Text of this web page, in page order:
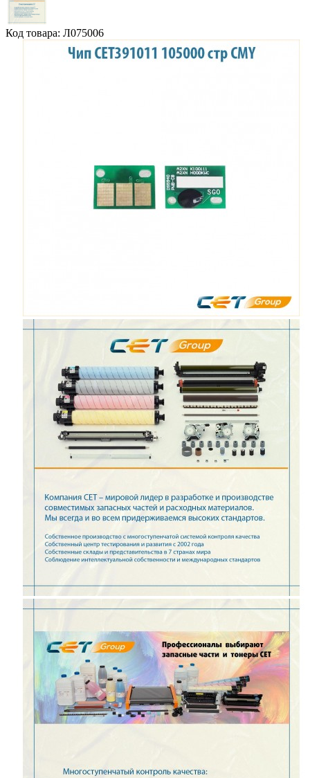
Код товара: Л075006